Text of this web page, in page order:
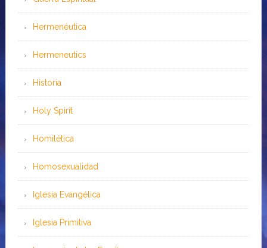
Hermenéutica
Hermeneutics
Historia
Holy Spirit
Homilética
Homosexualidad
Iglesia Evangélica
Iglesia Primitiva